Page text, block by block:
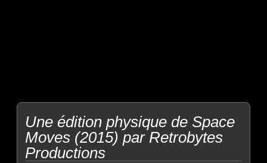
Une édition physique de Space
Moves (2015) par Retrobytes
Productions